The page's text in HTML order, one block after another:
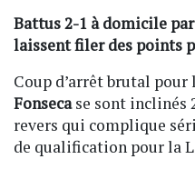
Battus 2-1 à domicile
laissent filer des points
Coup d’arrêt brutal pour
Fonsecase sont inclinés
revers qui complique
de qualification pour la